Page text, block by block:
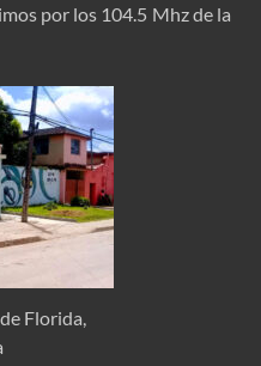
por los 104.5 Mhz de la
Florida,